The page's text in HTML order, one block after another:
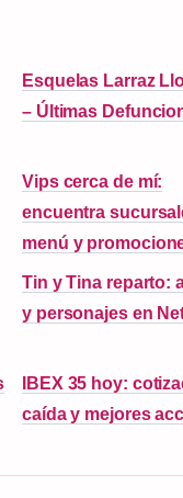
Esquelas Larraz
– Últimas
Vips cerca de mí:
encuentra
menú y
Tin y Tina reparto:
y personajes en
IBEX 35 hoy:
caída y mejores